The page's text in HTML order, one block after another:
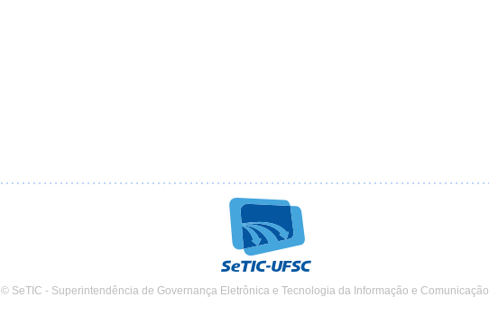
© SeTIC - Superintendência de Governança Eletrônica e Tecnologia da Informação e Comunicação